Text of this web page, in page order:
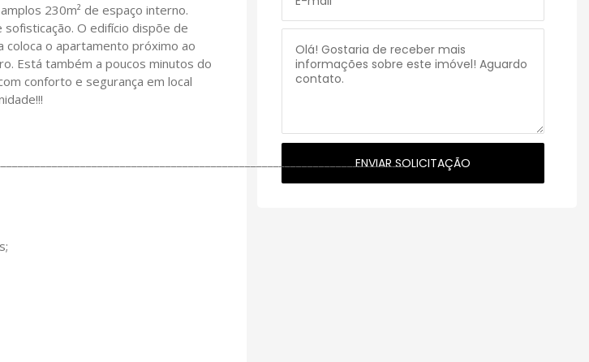
230m² de espaço interno.
O edifício dispõe de
coloca o apartamento próximo ao
Está também a poucos minutos do
conforto e segurança em local